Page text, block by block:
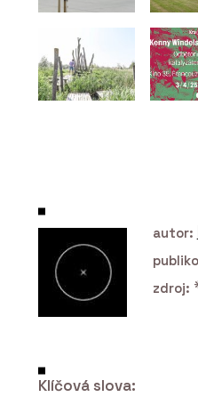
autor:
zdroj:
Klíčová slova: